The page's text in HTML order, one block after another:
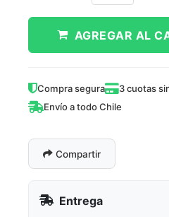
AGREGAR AL
Compra segura
3 cuotas
Envío a todo Chile
Compartir
Entrega